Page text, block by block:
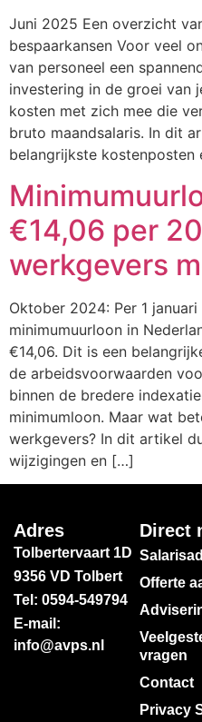
Juni 2025 Een overzicht
bespaarkansen Voor veel
van personeel een
investering in de groei van
kosten met zich mee die
bruto maandsalaris. In dit
belangrijkste
€14,06 per
werkgevers
Oktober 2024: Per 1
minimumuurloon in
€14,06. Dit is een
de arbeidsvoorwaarden
binnen de bredere
minimumloon. Maar wat
werkgevers? In dit artikel
wijzigingen en […]
Adres
Tolbertervaart 1D
9356 VD Tolbert
Tel: 0594-549794
E-mail:
info@avps.nl
Direct
Offerte
vragen
Contact
Privacy